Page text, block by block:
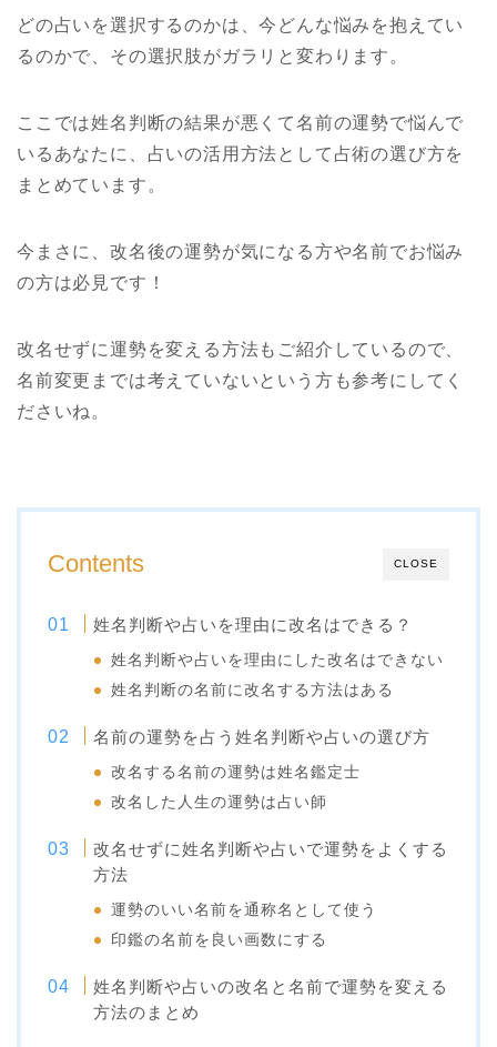
どの占いを選択するのかは、今どんな悩みを抱えてい
るのかで、その選択肢がガラリと変わります。
ここでは姓名判断の結果が悪くて名前の運勢で悩んで
いるあなたに、占いの活用方法として占術の選び方を
まとめています。
今まさに、改名後の運勢が気になる方や名前でお悩み
の方は必見です！
改名せずに運勢を変える方法もご紹介しているので、
名前変更までは考えていないという方も参考にしてく
ださいね。
CLOSE
Contents
姓名判断や占いを理由に改名はできる？
姓名判断や占いを理由にした改名はできない
姓名判断の名前に改名する方法はある
名前の運勢を占う姓名判断や占いの選び方
改名する名前の運勢は姓名鑑定士
改名した人生の運勢は占い師
改名せずに姓名判断や占いで運勢をよくする
方法
運勢のいい名前を通称名として使う
印鑑の名前を良い画数にする
姓名判断や占いの改名と名前で運勢を変える
方法のまとめ